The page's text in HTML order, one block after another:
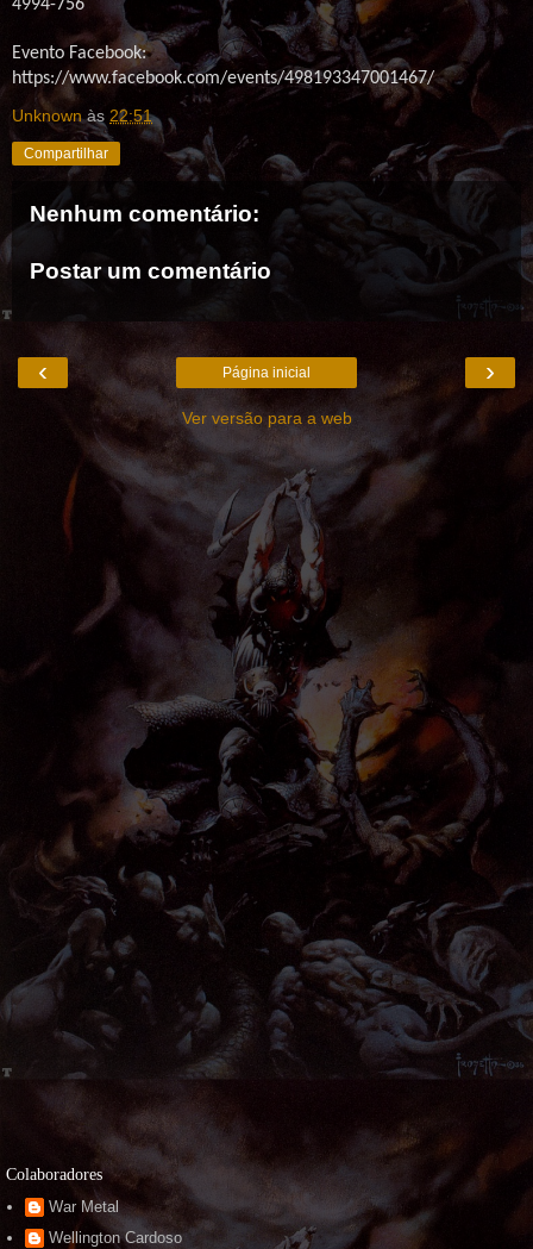
4994-756
Evento Facebook:
https://www.facebook.com/events/498193347001467/
Unknown às 22:51
Compartilhar
Nenhum comentário:
Postar um comentário
‹ ›
Página inicial
Ver versão para a web
Colaboradores
War Metal
Wellington Cardoso